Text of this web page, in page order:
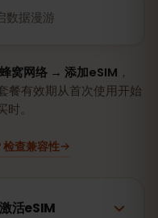
数据漫游
窝网络 → 添加eSIM ，
餐有效期从首次使用开始
。
查兼容性
活eSIM